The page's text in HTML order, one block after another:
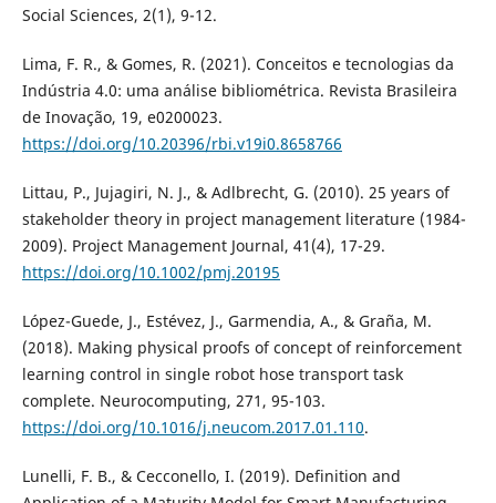
Social Sciences, 2(1), 9-12.
Lima, F. R., & Gomes, R. (2021). Conceitos e tecnologias da
Indústria 4.0: uma análise bibliométrica. Revista Brasileira
de Inovação, 19, e0200023.
https://doi.org/10.20396/rbi.v19i0.8658766
Littau, P., Jujagiri, N. J., & Adlbrecht, G. (2010). 25 years of
stakeholder theory in project management literature (1984-
2009). Project Management Journal, 41(4), 17-29.
https://doi.org/10.1002/pmj.20195
López-Guede, J., Estévez, J., Garmendia, A., & Graña, M.
(2018). Making physical proofs of concept of reinforcement
learning control in single robot hose transport task
complete. Neurocomputing, 271, 95-103.
https://doi.org/10.1016/j.neucom.2017.01.110.
Lunelli, F. B., & Cecconello, I. (2019). Definition and